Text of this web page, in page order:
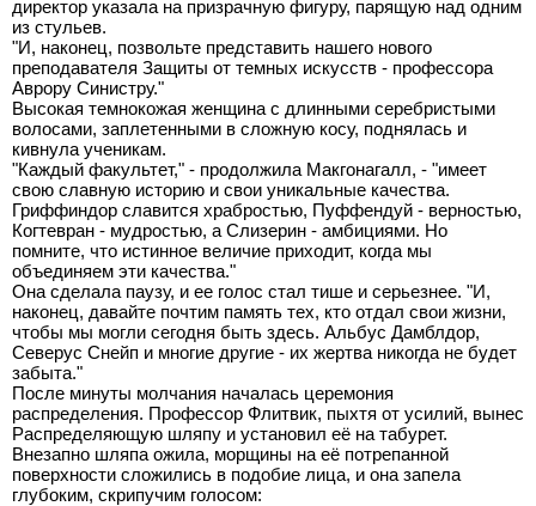
директор указала на призрачную фигуру, парящую над одним
из стульев.
"И, наконец, позвольте представить нашего нового
преподавателя Защиты от темных искусств - профессора
Аврору Синистру."
Высокая темнокожая женщина с длинными серебристыми
волосами, заплетенными в сложную косу, поднялась и
кивнула ученикам.
"Каждый факультет," - продолжила Макгонагалл, - "имеет
свою славную историю и свои уникальные качества.
Гриффиндор славится храбростью, Пуффендуй - верностью,
Когтевран - мудростью, а Слизерин - амбициями. Но
помните, что истинное величие приходит, когда мы
объединяем эти качества."
Она сделала паузу, и ее голос стал тише и серьезнее. "И,
наконец, давайте почтим память тех, кто отдал свои жизни,
чтобы мы могли сегодня быть здесь. Альбус Дамблдор,
Северус Снейп и многие другие - их жертва никогда не будет
забыта."
После минуты молчания началась церемония
распределения. Профессор Флитвик, пыхтя от усилий, вынес
Распределяющую шляпу и установил её на табурет.
Внезапно шляпа ожила, морщины на её потрепанной
поверхности сложились в подобие лица, и она запела
глубоким, скрипучим голосом: